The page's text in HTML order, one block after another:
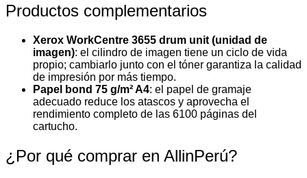
Productos complementarios
Xerox WorkCentre 3655 drum unit (unidad de
imagen): el cilindro de imagen tiene un ciclo de vida
propio; cambiarlo junto con el tóner garantiza la calidad
de impresión por más tiempo.
Papel bond 75 g/m² A4: el papel de gramaje
adecuado reduce los atascos y aprovecha el
rendimiento completo de las 6100 páginas del
cartucho.
¿Por qué comprar en AllinPerú?